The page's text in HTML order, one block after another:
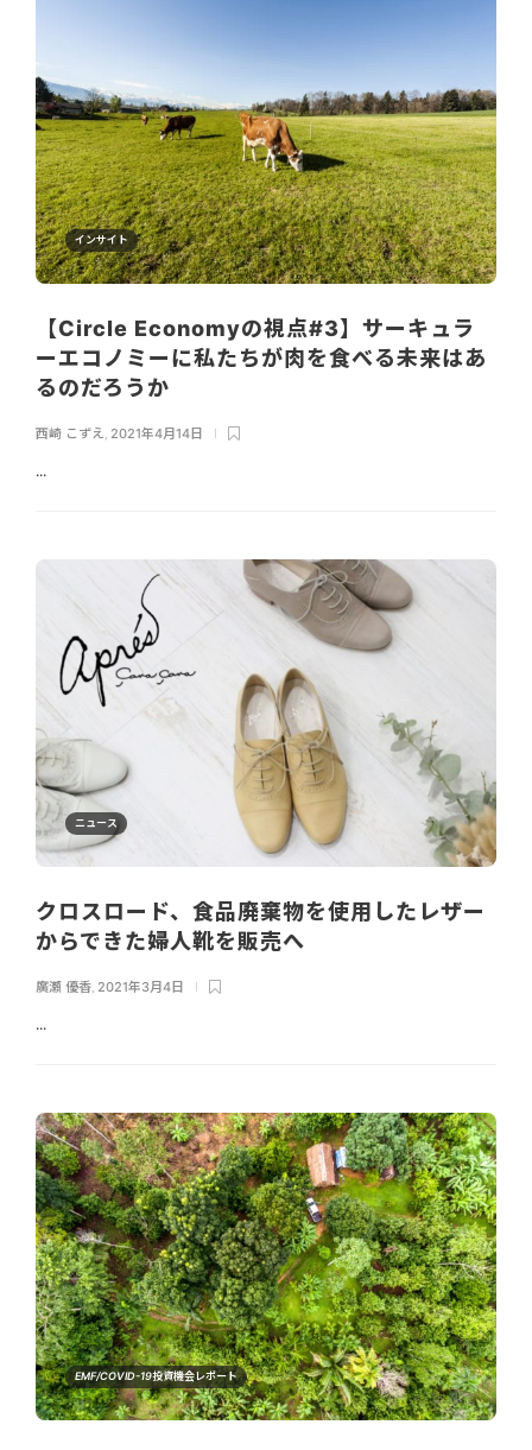
インサイト
【Circle Economyの視点#3】サーキュラ
ーエコノミーに私たちが肉を食べる未来はあ
るのだろうか
西崎 こずえ, 2021年4月14日
...
ニュース
クロスロード、食品廃棄物を使用したレザー
からできた婦人靴を販売へ
廣瀬 優香 2021年3月4日
...
EMF/COVID-19投資機会レポート